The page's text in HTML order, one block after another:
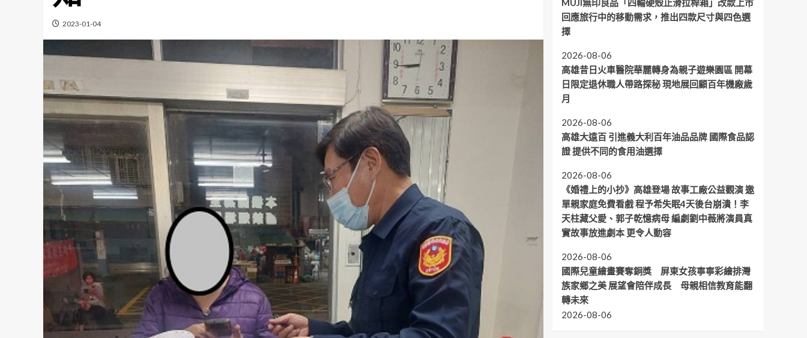
2023-01-04
MUJI無印良品「四輪硬殼止滑拉桿箱」改款上市
回應旅行中的移動需求，推出四款尺寸與四色選
擇
2026-08-06
高雄昔日火車醫院華麗轉身為親子遊樂園區 開幕
日限定退休職人帶路探秘 現地展回顧百年機廠歲
月
2026-08-06
高雄大遠百 引進義大利百年油品品牌 國際食品認
證 提供不同的食用油選擇
2026-08-06
《婚禮上的小抄》高雄登場 故事工廠公益觀演 邀
單親家庭免費看戲 程予希失眠4天後台崩潰！李
天柱藏父愛、郭子乾憶病母 編劇劉中薇將演員真
實故事放進劇本 更令人動容
2026-08-06
國際兒童繪畫賽奪銅獎 屏東女孩寧寧彩繪排灣
族家鄉之美 展望會陪伴成長 母親相信教育能翻
轉未來
2026-08-06